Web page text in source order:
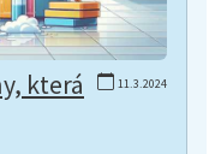
11.3.2024
která